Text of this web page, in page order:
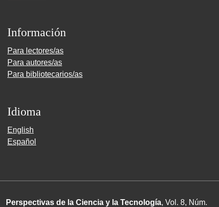
Información
Para lectores/as
Para autores/as
Para bibliotecarios/as
Idioma
English
Español
Perspectivas de la Ciencia y la Tecnología, Vol. 8, Núm.